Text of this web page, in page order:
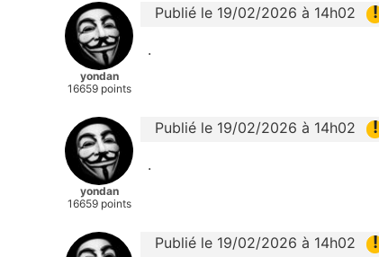
yondan
16659 points
Publié le 19/02/2026 à 14h02 !
.
yondan
16659 points
Publié le 19/02/2026 à 14h02 !
.
Publié le 19/02/2026 à 14h02 !